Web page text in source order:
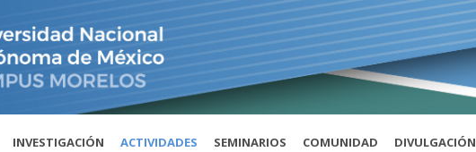
INVESTIGACIÓN ACTIVIDADES SEMINARIOS COMUNIDAD DIVULGACIÓN